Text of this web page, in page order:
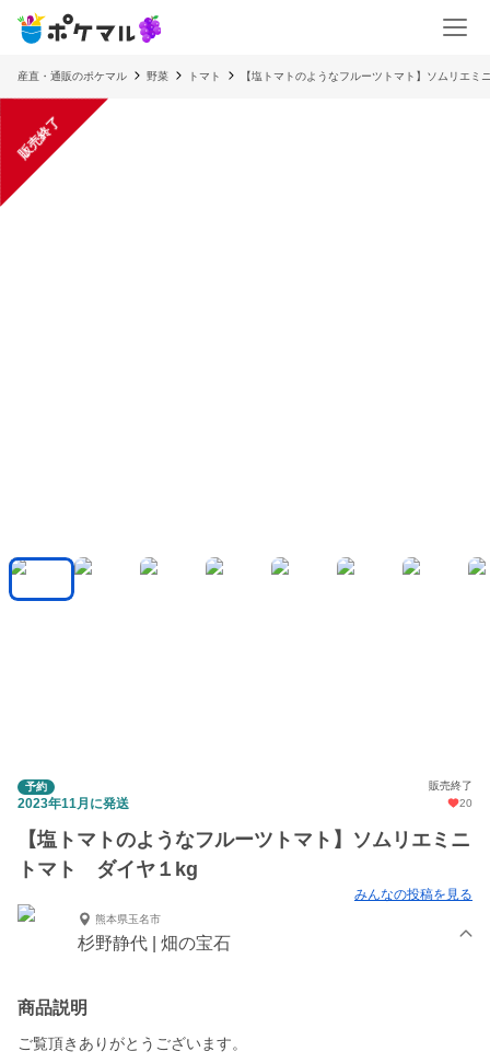
産直・通販のポケマル 野菜 トマト 【塩トマトのようなフルーツトマト】ソムリエ
販売終了
予約 販売終了
2023年11月に発送 20
【塩トマトのようなフルーツトマト】ソムリエミニ
トマト ダイヤ１kg
みんなの投稿を見る
熊本県玉名市
杉野静代 | 畑の宝石
商品説明
ご覧頂きありがとうございます。